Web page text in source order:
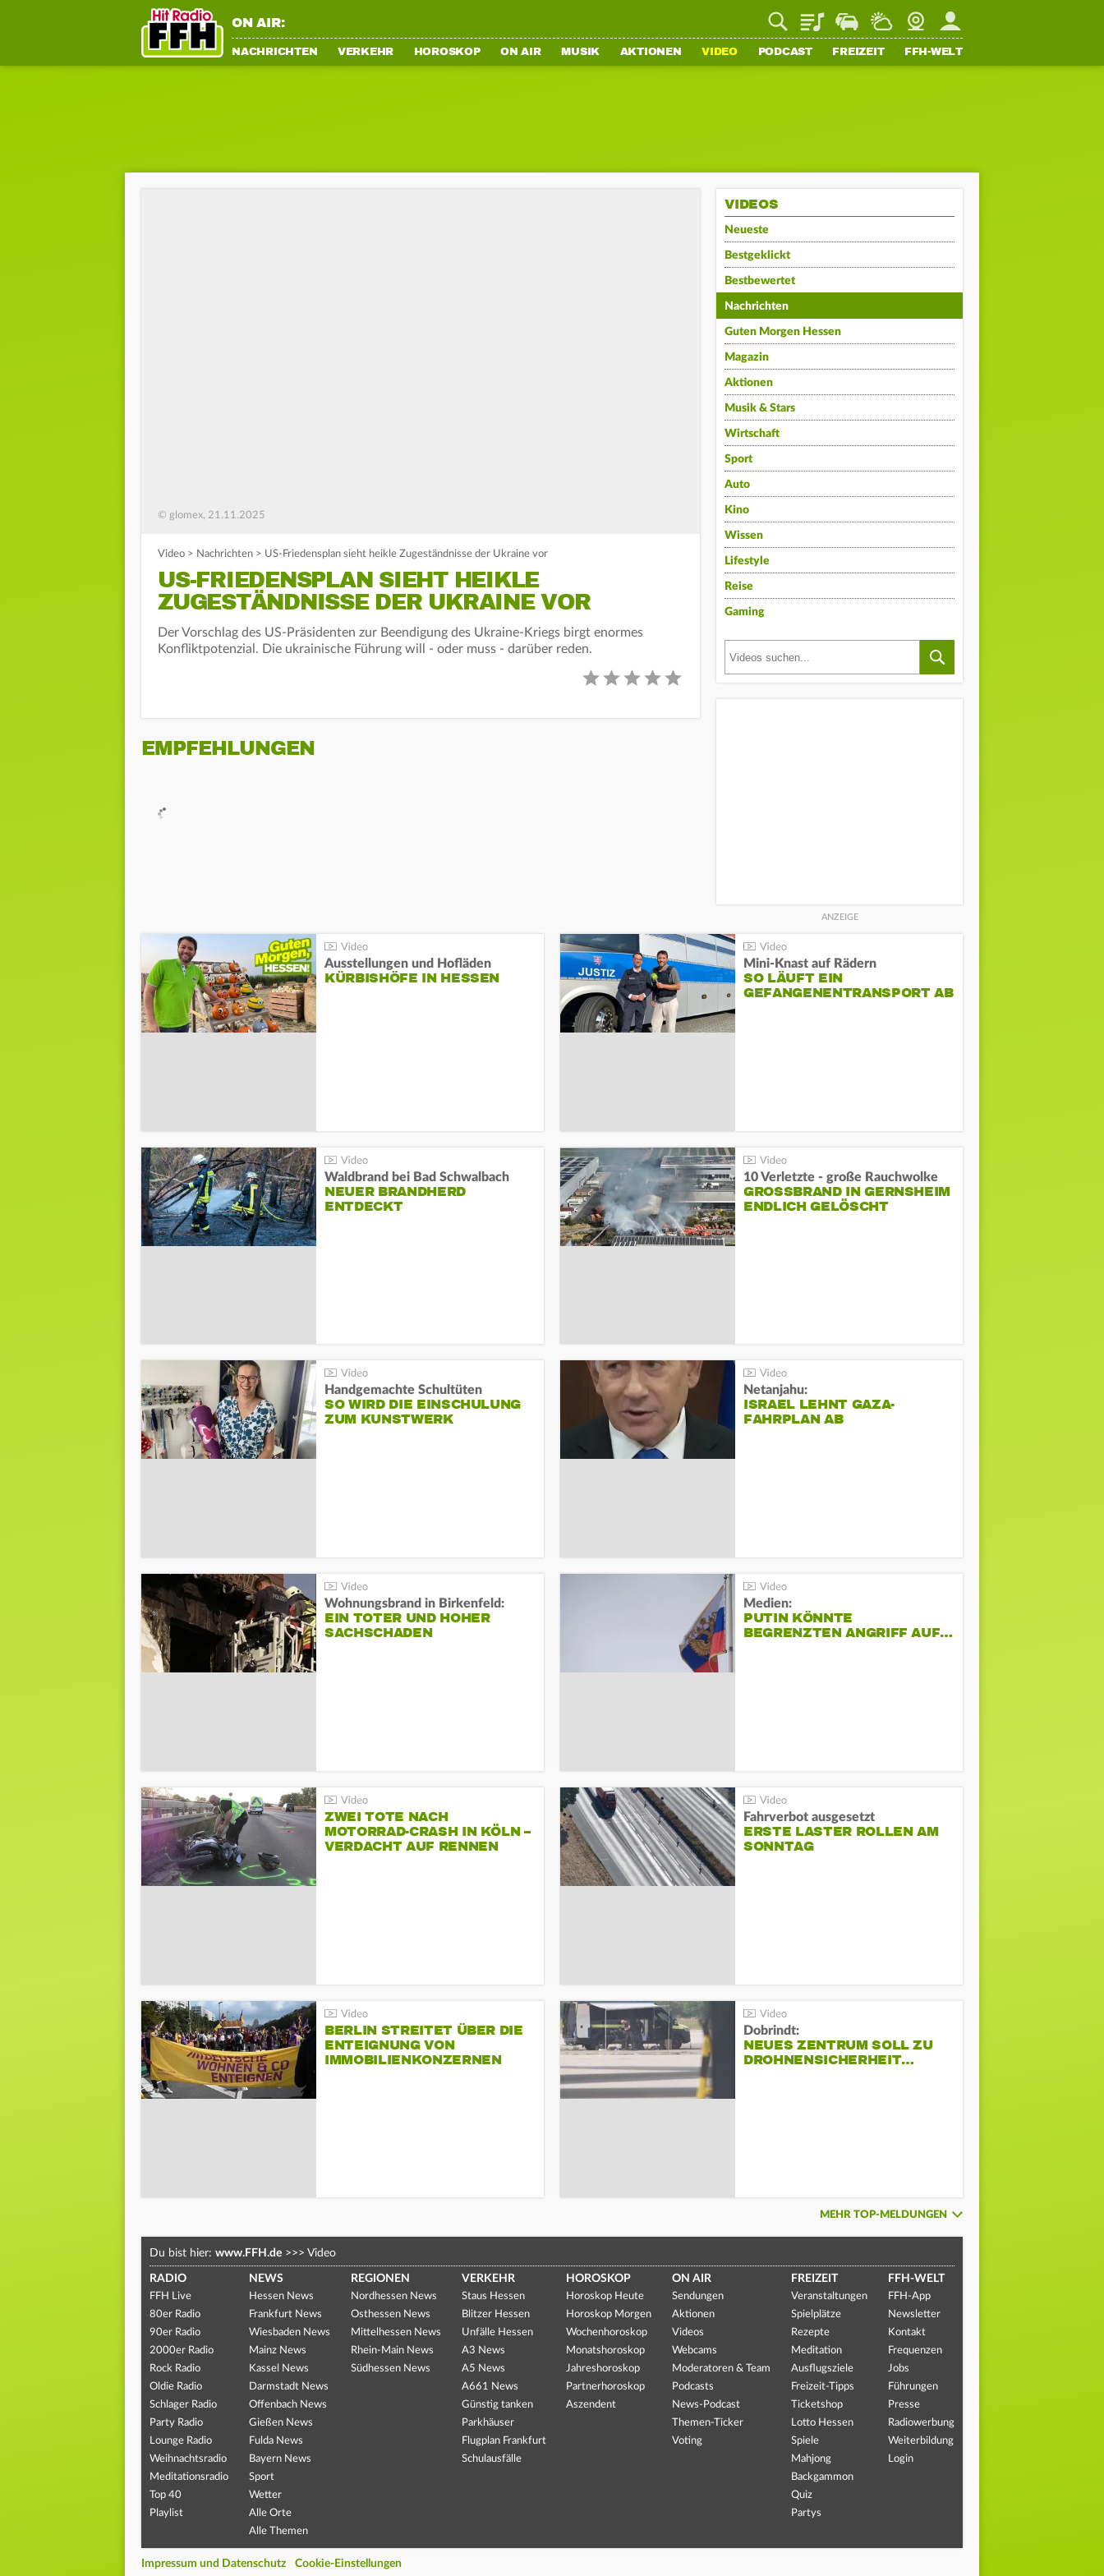
ON AIR: PlaylistStaupilotWetterWebcamMein FFH
NACHRICHTEN VERKEHR HOROSKOP ON AIR MUSIK AKTIONEN VIDEO PODCAST FREIZEIT FFH-WELT
© glomex, 21.11.2025
Video > Nachrichten > US-Friedensplan sieht heikle Zugeständnisse der Ukraine vor
US-FRIEDENSPLAN SIEHT HEIKLE
ZUGESTÄNDNISSE DER UKRAINE VOR
Der Vorschlag des US-Präsidenten zur Beendigung des Ukraine-Kriegs birgt enormes
Konfliktpotenzial. Die ukrainische Führung will - oder muss - darüber reden.
EMPFEHLUNGEN
VIDEOS
Neueste
Bestgeklickt
Bestbewertet
Nachrichten
Guten Morgen Hessen
Magazin
Aktionen
Musik & Stars
Wirtschaft
Sport
Auto
Kino
Wissen
Lifestyle
Reise
Gaming
Ausstellungen und Hofläden
KÜRBISHÖFE IN HESSEN
Mini-Knast auf Rädern
SO LÄUFT EIN
GEFANGENENTRANSPORT AB
Waldbrand bei Bad Schwalbach
NEUER BRANDHERD
ENTDECKT
10 Verletzte - große Rauchwolke
GROSSBRAND IN GERNSHEIM E
NDLICH GELÖSCHT
Handgemachte Schultüten
SO WIRD DIE EINSCHULUNG
ZUM KUNSTWERK
Netanjahu:
ISRAEL LEHNT GAZA-
FAHRPLAN AB
Wohnungsbrand in Birkenfeld:
EIN TOTER UND HOHER
SACHSCHADEN
Medien:
PUTIN KÖNNTE
BEGRENZTEN ANGRIFF AUF…
ZWEI TOTE NACH
MOTORRAD-CRASH IN KÖLN –
VERDACHT AUF RENNEN
Fahrverbot ausgesetzt
ERSTE LASTER ROLLEN AM
SONNTAG
BERLIN STREITET ÜBER DIE
ENTEIGNUNG VON
IMMOBILIENKONZERNEN
Dobrindt:
NEUES ZENTRUM SOLL ZU
DROHNENSICHERHEIT…
MEHR TOP-MELDUNGEN
Du bist hier: www.FFH.de >>> Video
RADIO
FFH Live
80er Radio
90er Radio
2000er Radio
Rock Radio
Oldie Radio
Schlager Radio
Party Radio
Lounge Radio
Weihnachtsradio
Meditationsradio
Top 40
Playlist
NEWS
Hessen News
Frankfurt News
Wiesbaden News
Mainz News
Kassel News
Darmstadt News
Offenbach News
Gießen News
Fulda News
Bayern News
Sport
Wetter
Alle Orte
Alle Themen
REGIONEN
Nordhessen News
Osthessen News
Mittelhessen News
Rhein-Main News
Südhessen News
VERKEHR
Staus Hessen
Blitzer Hessen
Unfälle Hessen
A3 News
A5 News
A661 News
Günstig tanken
Parkhäuser
Flugplan Frankfurt
Schulausfälle
HOROSKOP
Horoskop Heute
Horoskop Morgen
Wochenhoroskop
Monatshoroskop
Jahreshoroskop
Partnerhoroskop
Aszendent
ON AIR
Sendungen
Aktionen
Videos
Webcams
Moderatoren & Team
Podcasts
News-Podcast
Themen-Ticker
Voting
FREIZEIT
Veranstaltungen
Spielplätze
Rezepte
Meditation
Ausflugsziele
Freizeit-Tipps
Ticketshop
Lotto Hessen
Spiele
Mahjong
Backgammon
Quiz
Partys
FFH-WELT
FFH-App
Newsletter
Kontakt
Frequenzen
Jobs
Führungen
Presse
Radiowerbung
Weiterbildung
Login
Impressum und Datenschutz Cookie-Einstellungen